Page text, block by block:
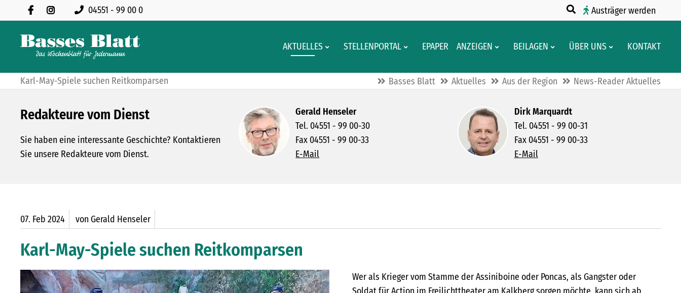
04551 - 99 00 0 Austräger werden
AKTUELLES STELLENPORTAL EPAPER ANZEIGEN BEILAGEN ÜBER UNS KONTAKT
Karl-May-Spiele suchen Reitkomparsen Basses Blatt Aktuelles Aus der Region News-Reader Aktuelles
Redakteure vom Dienst
Sie haben eine interessante Geschichte? Kontaktieren
Sie unsere Redakteure vom Dienst.
Gerald Henseler
Tel. 04551 - 99 00-30
Fax 04551 - 99 00-33
E-Mail
Dirk Marquardt
Tel. 04551 - 99 00-31
Fax 04551 - 99 00-33
E-Mail
07. Feb 2024 von Gerald Henseler
Karl-May-Spiele suchen Reitkomparsen
Wer als Krieger vom Stamme der Assiniboine oder Poncas, als Gangster oder